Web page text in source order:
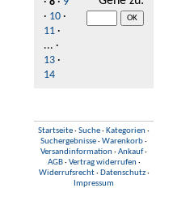
· 10 ·
11 ·
... ·
13 ·
14
Startseite· Suche· Kategorien·
Suchergebnisse· Warenkorb·
Versandinformation· Ankauf·
AGB· Vertrag widerrufen·
Widerrufsrecht· Datenschutz·
Impressum